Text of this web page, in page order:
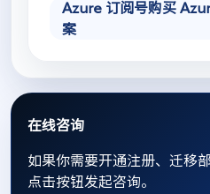
Azure 订阅号购买
案
在线咨询
如果你需要开通注册、迁移
点击按钮发起咨询。